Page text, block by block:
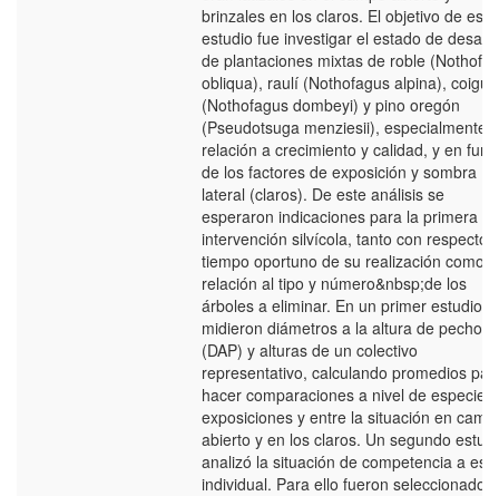
brinzales en los claros. El objetivo de este
estudio fue investigar el estado de
de plantaciones mixtas de roble
obliqua), raulí (Nothofagus alpina), coigüe
(Nothofagus dombeyi) y pino oregón
(Pseudotsuga menziesii), especialmente
relación a crecimiento y calidad, y en
de los factores de exposición y sombra
lateral (claros). De este análisis se
esperaron indicaciones para la primera
intervención silvícola, tanto con respecto
tiempo oportuno de su realización como
relación al tipo y número&nbsp;de los
árboles a eliminar. En un primer estudio
midieron diámetros a la altura de pecho
(DAP) y alturas de un colectivo
representativo, calculando promedios
hacer comparaciones a nivel de especies,
exposiciones y entre la situación en
abierto y en los claros. Un segundo
analizó la situación de competencia a
individual. Para ello fueron seleccionados